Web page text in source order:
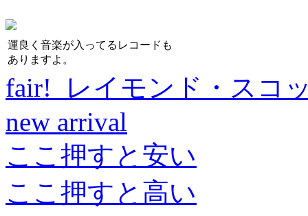
運良く音楽が入ってるレコードも
ありますよ。
fair! レイモンド・スコ
new arrival
ここ押すと安い
ここ押すと高い